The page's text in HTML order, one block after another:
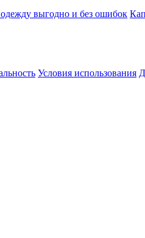
выгодно и без ошибок
Условия использования